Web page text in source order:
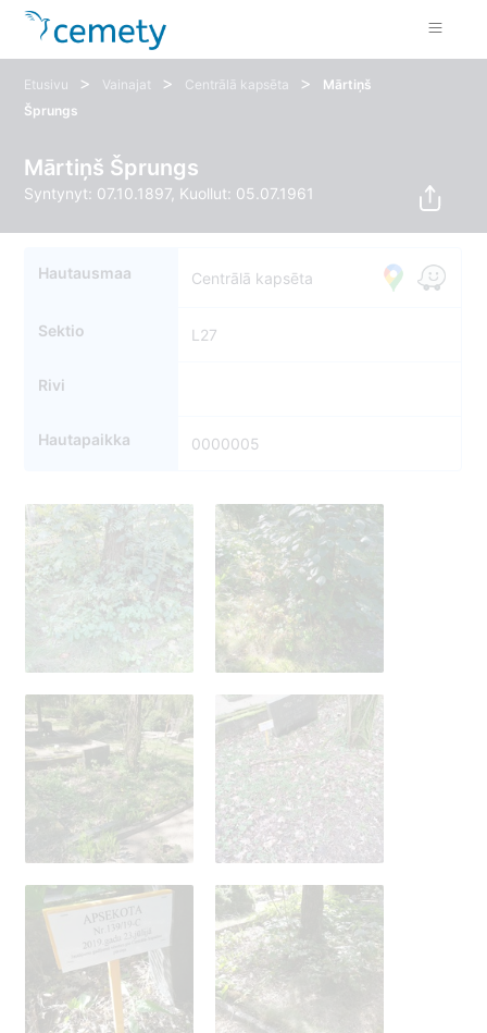
Etusivu > Vainajat > Centrālā kapsēta >
Mārtiņš
Šprungs
Mārtiņš Šprungs
Syntynyt: 07.10.1897, Kuollut: 05.07.1961
Hautausmaa Centrālā kapsēta
Sektio L27
Rivi
Hautapaikka 0000005